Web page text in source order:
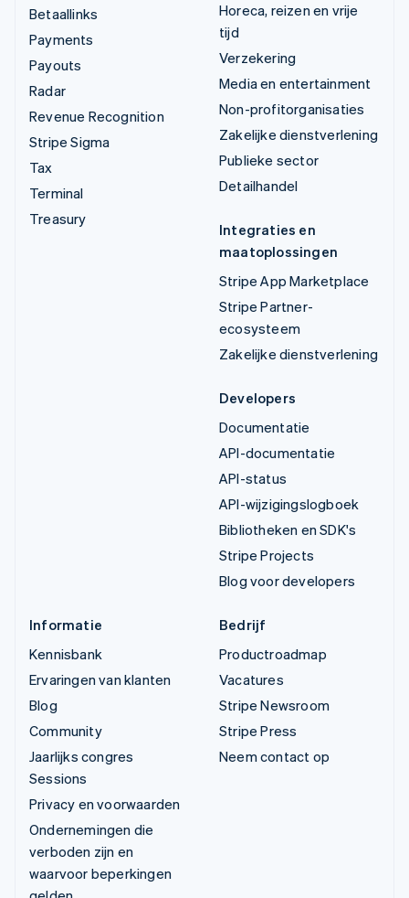
Betaallinks
Payments
Payouts
Radar
Revenue Recognition
Stripe Sigma
Tax
Terminal
Treasury
Horeca, reizen en vrije
tijd
Verzekering
Media en entertainment
Non-profitorganisaties
Zakelijke dienstverlening
Publieke sector
Detailhandel
Integraties en
maatoplossingen
Stripe App Marketplace
Stripe Partner-
ecosysteem
Zakelijke dienstverlening
Developers
Documentatie
API-documentatie
API-status
API-wijzigingslogboek
Bibliotheken en SDK's
Stripe Projects
Blog voor developers
Informatie
Kennisbank
Ervaringen van klanten
Blog
Community
Jaarlijks congres
Sessions
Privacy en voorwaarden
Ondernemingen die
verboden zijn en
waarvoor beperkingen
Bedrijf
Productroadmap
Vacatures
Stripe Newsroom
Stripe Press
Neem contact op